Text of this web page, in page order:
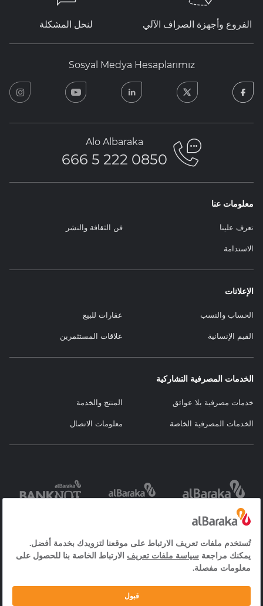
الفروع وأجهزة الصراف الآلي لنحل المشكلة
Sosyal Medya Hesaplarımız
facebook
twitter
linkedin
youtube
Alo Albaraka
0850 222 5 666
معلومات عنا
تعرف علينا فن الثقافة والنشر
الاستدامة
الإعلانات
الحساب والنسب عقارات للبيع
القيم الإنسانية علاقات المستثمرين
الخدمات المصرفية التشاركية
خدمات مصرفية بلا عوائق المنتج والخدمة
الخدمات المصرفية الخاصة معلومات الاتصال
خدمات مجتمع
المعلومات
العقد والاستمارات
نص توضيح ملفات